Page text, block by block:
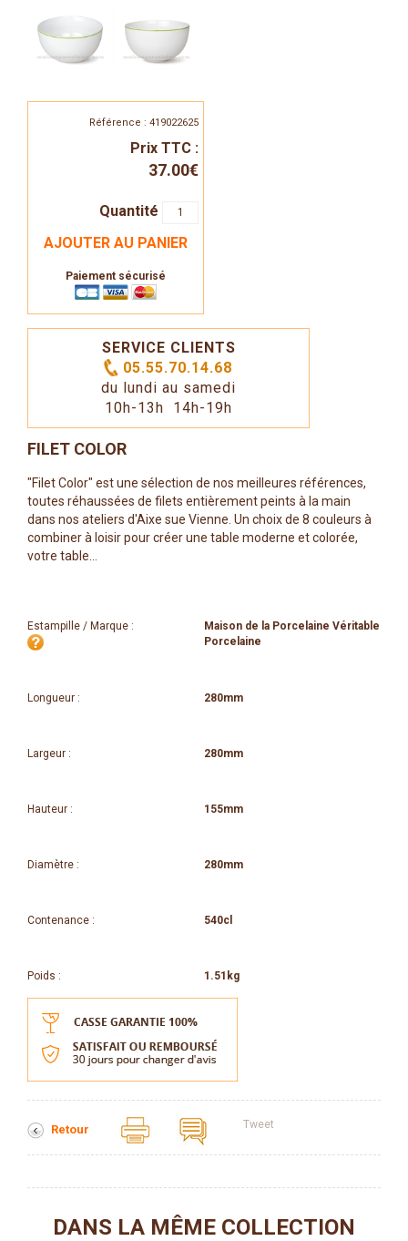
Référence : 419022625
Prix TTC :
37.00€
Quantité
AJOUTER AU PANIER
Paiement sécurisé
SERVICE CLIENTS
05.55.70.14.68
du lundi au samedi
10h-13h 14h-19h
FILET COLOR
"Filet Color" est une sélection de nos meilleures références,
toutes réhaussées de filets entièrement peints à la main
dans nos ateliers d'Aixe sue Vienne. Un choix de 8 couleurs à
combiner à loisir pour créer une table moderne et colorée,
votre table...
Estampille / Marque :
Maison de la Porcelaine Véritable
Porcelaine
Longueur : 280mm
Largeur : 280mm
Hauteur : 155mm
Diamètre : 280mm
Contenance : 540cl
Poids : 1.51kg
Retour Tweet
DANS LA MÊME COLLECTION